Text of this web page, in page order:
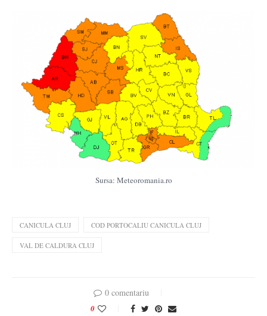
Sursa: Meteoromania.ro
CANICULA CLUJ COD PORTOCALIU CANICULA CLUJ
VAL DE CALDURA CLUJ
0 comentariu
0